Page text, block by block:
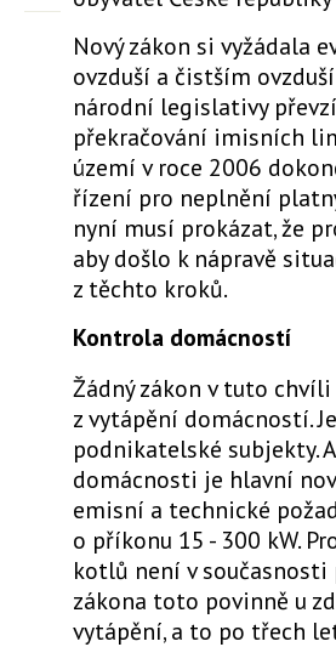
Nový zákon si vyžádala
ovzduší a čistším
národní legislativy
překračování imisních
území v roce 2006
řízení pro neplnění
nyní musí prokázat, že
aby došlo k nápravě
z těchto kroků.
Kontrola domácností
Žádný zákon v tuto
z vytápění domácností.
podnikatelské subjekty.
domácnosti je hlavní
emisní a technické
o příkonu 15 - 300 kW.
kotlů není v současnosti
zákona toto povinně u
vytápění, a to po třech